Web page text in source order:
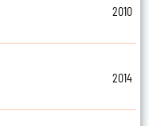
2010
2014